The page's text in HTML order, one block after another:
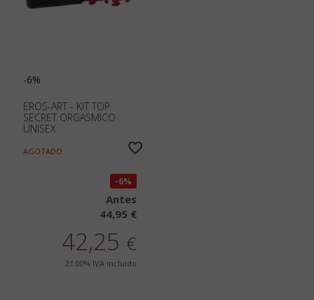
-6%
EROS-ART - KIT TOP
SECRET ORGASMICO
UNISEX
AGOTADO
6%
Antes
44,95 €
42,25 €
21.00% IVA incluido